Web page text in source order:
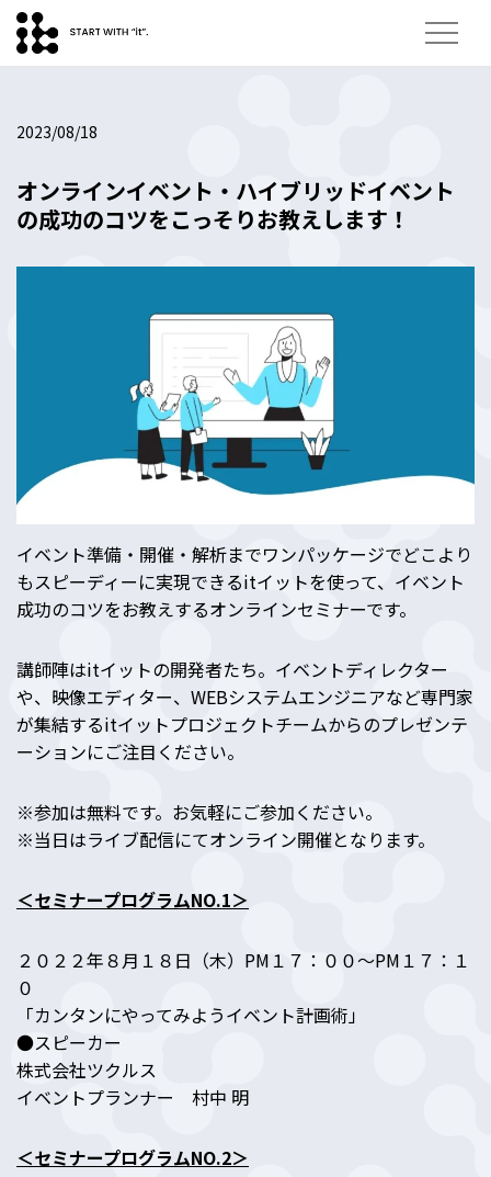
2023/08/18
オンラインイベント・ハイブリッドイベント
の成功のコツをこっそりお教えします！
イベント準備・開催・解析までワンパッケージでどこより
もスピーディーに実現できるitイットを使って、イベント
成功のコツをお教えするオンラインセミナーです。
講師陣はitイットの開発者たち。イベントディレクター
や、映像エディター、WEBシステムエンジニアなど専門家
が集結するitイットプロジェクトチームからのプレゼンテ
ーションにご注目ください。
※参加は無料です。お気軽にご参加ください。
※当日はライブ配信にてオンライン開催となります。
＜セミナープログラムNO.1＞
２０２２年８月１８日（木）PM１７：００～PM１７：１
０
「カンタンにやってみようイベント計画術」
●スピーカー
株式会社ツクルス
イベントプランナー 村中 明
＜セミナープログラムNO.2＞